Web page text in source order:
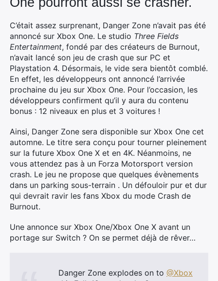
C’était assez surprenant, Danger Zone n’avait pas été
annoncé sur Xbox One. Le studio Three Fields
Entertainment, fondé par des créateurs de Burnout,
n’avait lancé son jeu de crash que sur PC et
Playstation 4. Désormais, le vide sera bientôt comblé.
En effet, les développeurs ont annoncé l’arrivée
prochaine du jeu sur Xbox One. Pour l’occasion, les
développeurs confirment qu’il y aura du contenu
bonus : 12 niveaux en plus et 3 voitures !
Ainsi, Danger Zone sera disponible sur Xbox One cet
automne. Le titre sera conçu pour tourner pleinement
sur la future Xbox One X et en 4K. Néanmoins, ne
vous attendez pas à un Forza Motorsport version
crash. Le jeu ne propose que quelques évènements
dans un parking sous-terrain . Un défouloir pur et dur
qui devrait ravir les fans Xbox du mode Crash de
Burnout.
Une annonce sur Xbox One/Xbox One X avant un
portage sur Switch ? On se permet déjà de rêver…
Danger Zone explodes on to @Xbox